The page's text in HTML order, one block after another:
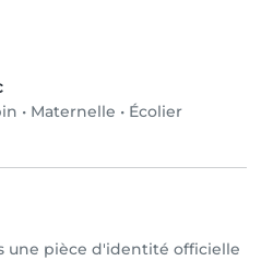
• Maternelle • Écolier
une pièce d'identité officielle